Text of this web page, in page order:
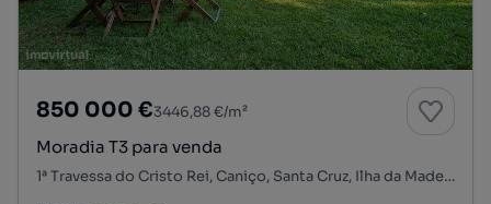
850 000 €3446,88 €/m²
Moradia T3 para venda
1ª Travessa do Cristo Rei, Caniço, Santa Cruz, Ilha da Madeira